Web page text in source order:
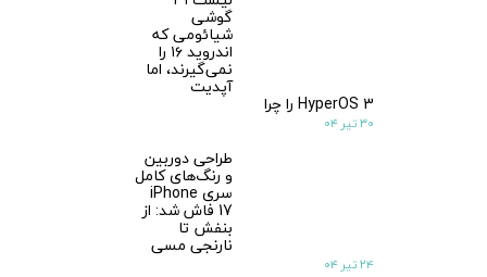
گوشی
شیائومی که
اندروید ۱۶ را
نمی‌گیرند، اما
آپدیت
HyperOS 3 را چرا
۳۰ تیر ۰۴
طراحی دوربین
و رنگ‌های کامل
سری iPhone
17 فاش شد: از
بنفش تا
نارنجی مسی
۲۴ تیر ۰۴